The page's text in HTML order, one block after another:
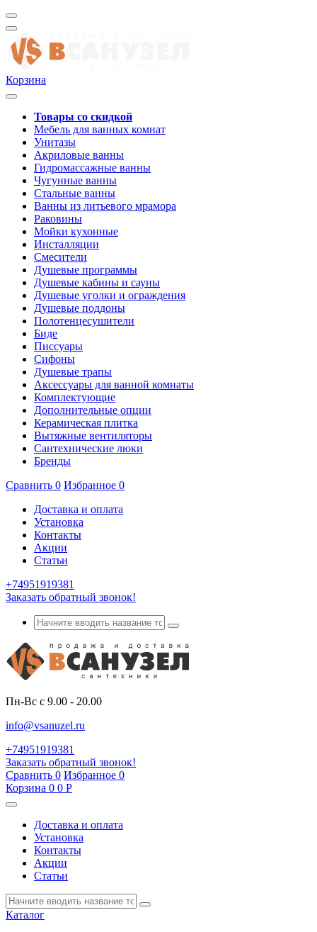
Корзина
Товары со скидкой
Мебель для ванных комнат
Унитазы
Акриловые ванны
Гидромассажные ванны
Чугунные ванны
Стальные ванны
Ванны из литьевого мрамора
Раковины
Мойки кухонные
Инсталляции
Смесители
Душевые программы
Душевые кабины и сауны
Душевые уголки и ограждения
Душевые поддоны
Полотенцесушители
Биде
Писсуары
Сифоны
Душевые трапы
Аксессуары для ванной комнаты
Комплектующие
Дополнительные опции
Керамическая плитка
Вытяжные вентиляторы
Сантехнические люки
Бренды
Сравнить 0 Избранное 0
Доставка и оплата
Установка
Контакты
Акции
Статьи
+74951919381
Заказать обратный звонок!
Пн-Вс с 9.00 - 20.00
info@vsanuzel.ru
+74951919381
Заказать обратный звонок!
Сравнить 0 Избранное 0
Корзина 0 0 Р
Доставка и оплата
Установка
Контакты
Акции
Статьи
Каталог